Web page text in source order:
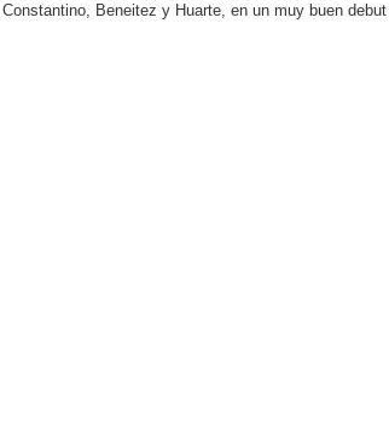
Beneitez y Huarte, en un muy buen debut